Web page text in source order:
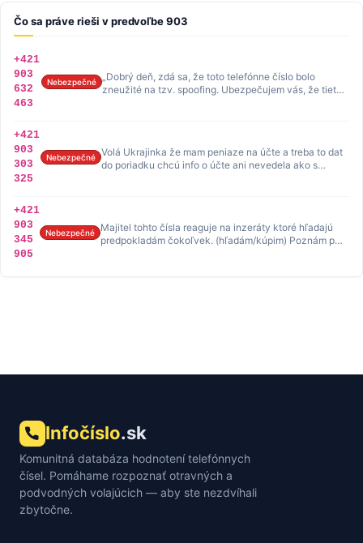
Čo sa práve rieši v predvoľbe 903
+421
903
632
463
Nebezpečné
„Dobrý deň, zdá sa, že toto telefónne číslo bolo
zneužité na tzv. spoofing. Ubezpečujem vás, že tiet…
+421
903
303
325
Nebezpečné Volá Ukrajinka že mam peniaze na účte a treba to dat
do poriadku chcú info o účte ani nevedela ako s…
+421
903
345
905
Nebezpečné
Majitel tohto čísla reaguje na inzeráty ktoré hľadajú
predpokladám čokoľvek. (hľadám/kúpim) Poznám p…
Infočíslo.sk
Komunitná databáza hodnotení telefónnych
čísel. Pomáhame rozpoznať otravných a
podvodných volajúcich — aby ste nezdvíhali
zbytočne.